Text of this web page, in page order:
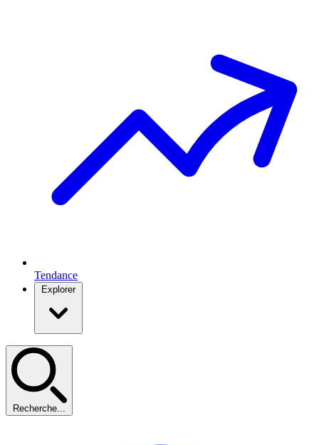
Tendance
Explorer
Recherche...